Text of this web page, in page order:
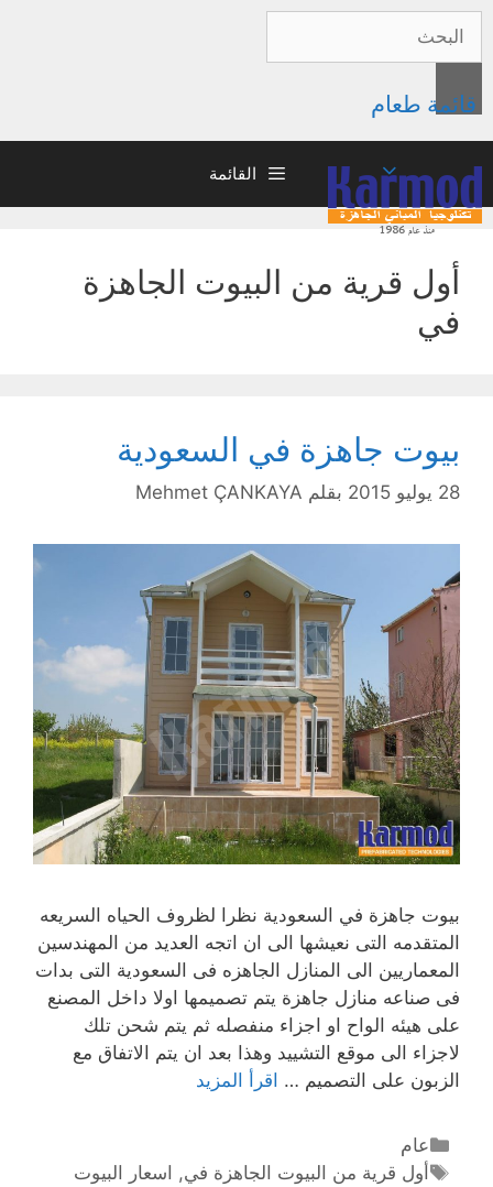
قائمة طعام
القائمة
أول قرية من البيوت الجاهزة
في
بيوت جاهزة في السعودية
28 يوليو 2015 بقلم Mehmet ÇANKAYA
بيوت جاهزة في السعودية نظرا لظروف الحياه السريعه
المتقدمه التى نعيشها الى ان اتجه العديد من المهندسين
المعماريين الى المنازل الجاهزه فى السعودية التى بدات
فى صناعه منازل جاهزة يتم تصميمها اولا داخل المصنع
على هيئه الواح او اجزاء منفصله ثم يتم شحن تلك
لاجزاء الى موقع التشييد وهذا بعد ان يتم الاتفاق مع
الزبون على التصميم … اقرأ المزيد
عام
أول قرية من البيوت الجاهزة في , اسعار البيوت